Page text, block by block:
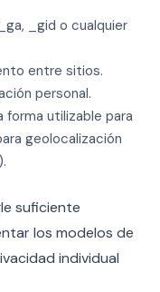
_gid o cualquier
entre sitios.
personal.
forma utilizable para
geolocalización
suficiente
los modelos de
individual